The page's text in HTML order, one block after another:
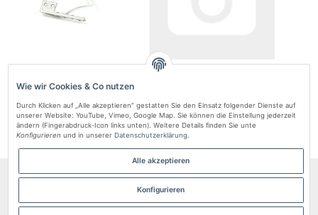
Luftgebläse für Autoterm Air 4D 24V –
Informationen
Gesetzliche Informationen
Wie wir Cookies & Co nutzen
Durch Klicken auf „Alle akzeptieren“ gestatten Sie den Einsatz folgender Dienste auf
unserer Website: YouTube, Vimeo, Google Map. Sie können die Einstellung jederzeit
ändern (Fingerabdruck-Icon links unten). Weitere Details finden Sie unte
Konfigurieren und in unserer Datenschutzerklärung
Alle akzeptieren
Konfigurieren